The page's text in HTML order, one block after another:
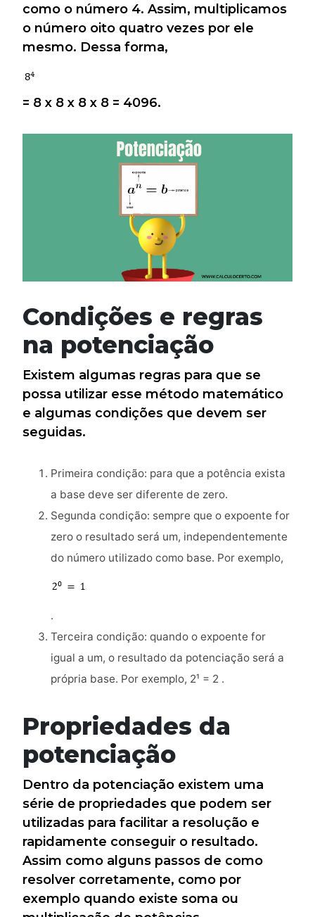
como o número 4. Assim, multiplicamos
o número oito quatro vezes por ele
mesmo. Dessa forma,
= 8 x 8 x 8 x 8 = 4096.
Condições e regras
na potenciação
Existem algumas regras para que se
possa utilizar esse método matemático
e algumas condições que devem ser
seguidas.
Primeira condição: para que a potência exista
a base deve ser diferente de zero.
Segunda condição: sempre que o expoente for
zero o resultado será um, independentemente
do número utilizado como base. Por exemplo,
.
Terceira condição: quando o expoente for
igual a um, o resultado da potenciação será a
própria base. Por exemplo, 2¹ = 2 .
Propriedades da
potenciação
Dentro da potenciação existem uma
série de propriedades que podem ser
utilizadas para facilitar a resolução e
rapidamente conseguir o resultado.
Assim como alguns passos de como
resolver corretamente, como por
exemplo quando existe soma ou